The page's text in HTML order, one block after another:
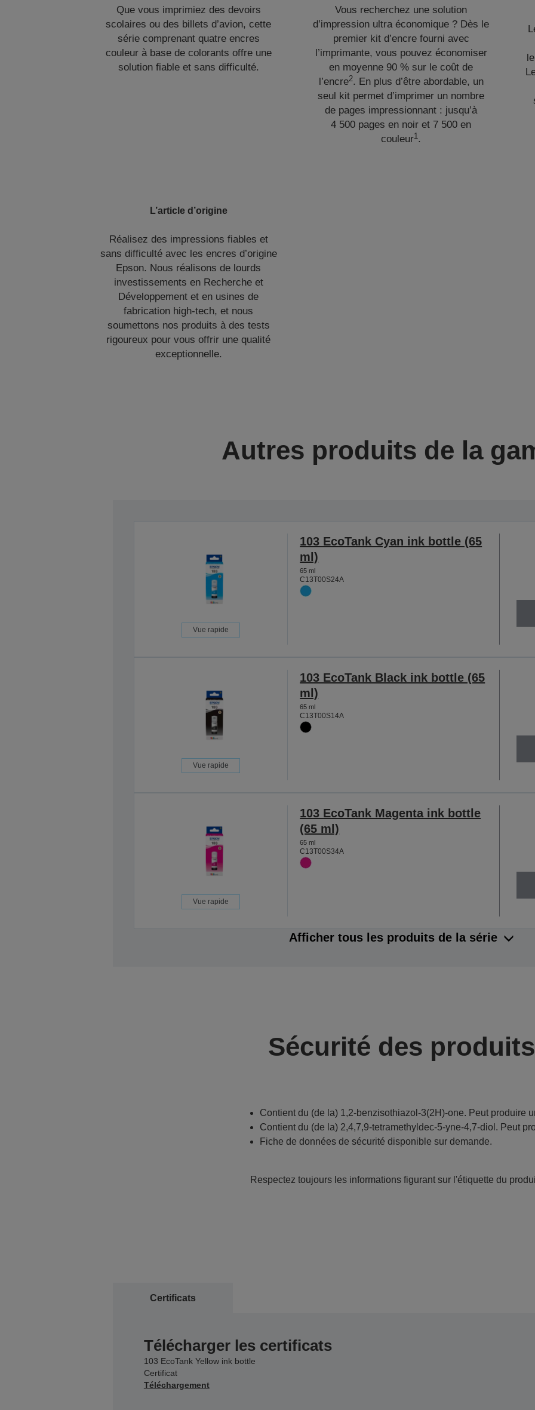
Que vous imprimiez des devoirs
scolaires ou des billets d’avion, cette
série comprenant quatre encres
couleur à base de colorants offre une
solution fiable et sans difficulté.
Vous recherchez une solution
d’impression ultra économique ? Dès le
premier kit d’encre fourni avec
l’imprimante, vous pouvez économiser
en moyenne 90 % sur le coût de
l’encre2. En plus d’être abordable, un
seul kit permet d’imprimer un nombre
de pages impressionnant : jusqu’à
4 500 pages en noir et 7 500 en
couleur1 .
L’article d’origine
Réalisez des impressions fiables et
sans difficulté avec les encres d’origine
Epson. Nous réalisons de lourds
investissements en Recherche et
Développement et en usines de
fabrication high-tech, et nous
soumettons nos produits à des tests
rigoureux pour vous offrir une qualité
exceptionnelle.
Autres produits de la
Vue rapide
103 EcoTank Cyan ink bottle (65
ml)
65 ml
C13T00S24A
Vue rapide
103 EcoTank Black ink bottle (65
ml)
65 ml
C13T00S14A
Vue rapide
103 EcoTank Magenta ink bottle
(65 ml)
65 ml
C13T00S34A
Afficher tous les produits de la série
Sécurité des produits
Contient du (de la) 1,2-benzisothiazol-3(2H)-one. Peut produire
Contient du (de la) 2,4,7,9-tetramethyldec-5-yne-4,7-diol. Peut
Fiche de données de sécurité disponible sur demande.
Respectez toujours les informations figurant sur l'étiquette du
Certificats
Télécharger les certificats
103 EcoTank Yellow ink bottle
Certificat
Téléchargement